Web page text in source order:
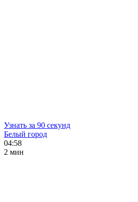
Узнать за 90 секунд
Белый город
04:58
2 мин